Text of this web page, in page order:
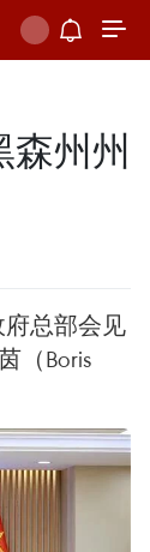
森州州
府总部会见
（Boris